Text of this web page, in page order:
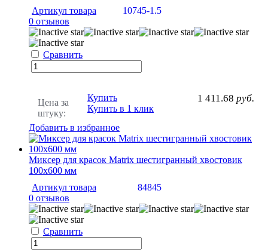
Артикул товара
10745-1.5
0 отзывов
Сравнить
Цена за
штуку:
1 411.68 руб.
Купить
Купить в 1 клик
Добавить в избранное
Миксер для красок Matrix шестигранный хвостовик
100х600 мм
Артикул товара
84845
0 отзывов
Сравнить